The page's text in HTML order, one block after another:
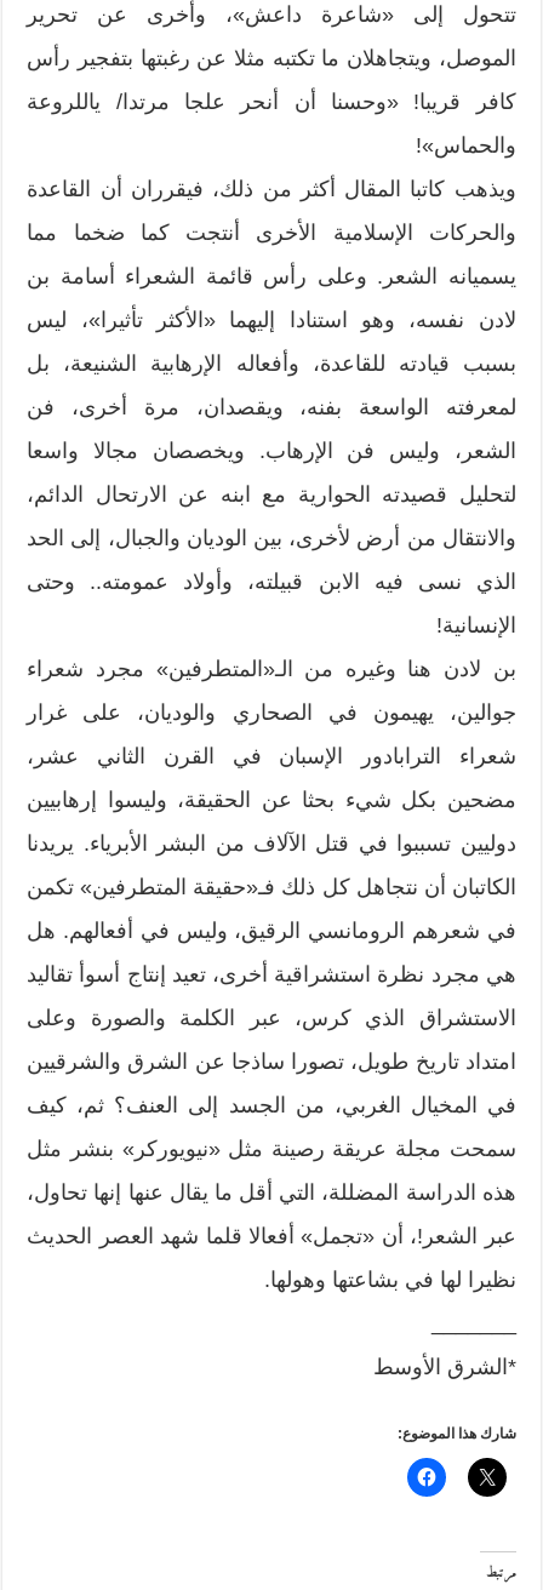
تتحول إلى «شاعرة داعش»، وأخرى عن تحرير
الموصل، ويتجاهلان ما تكتبه مثلا عن رغبتها بتفجير رأس
كافر قريبا! «وحسنا أن أنحر علجا مرتدا/ ياللروعة
والحماس»!
ويذهب كاتبا المقال أكثر من ذلك، فيقرران أن القاعدة
والحركات الإسلامية الأخرى أنتجت كما ضخما مما
يسميانه الشعر. وعلى رأس قائمة الشعراء أسامة بن
لادن نفسه، وهو استنادا إليهما «الأكثر تأثيرا»، ليس
بسبب قيادته للقاعدة، وأفعاله الإرهابية الشنيعة، بل
لمعرفته الواسعة بفنه، ويقصدان، مرة أخرى، فن
الشعر، وليس فن الإرهاب. ويخصصان مجالا واسعا
لتحليل قصيدته الحوارية مع ابنه عن الارتحال الدائم،
والانتقال من أرض لأخرى، بين الوديان والجبال، إلى الحد
الذي نسى فيه الابن قبيلته، وأولاد عمومته.. وحتى
الإنسانية!
بن لادن هنا وغيره من الـ«المتطرفين» مجرد شعراء
جوالين، يهيمون في الصحاري والوديان، على غرار
شعراء الترابادور الإسبان في القرن الثاني عشر،
مضحين بكل شيء بحثا عن الحقيقة، وليسوا إرهابيين
دوليين تسببوا في قتل الآلاف من البشر الأبرياء. يريدنا
الكاتبان أن نتجاهل كل ذلك فـ«حقيقة المتطرفين» تكمن
في شعرهم الرومانسي الرقيق، وليس في أفعالهم. هل
هي مجرد نظرة استشراقية أخرى، تعيد إنتاج أسوأ تقاليد
الاستشراق الذي كرس، عبر الكلمة والصورة وعلى
امتداد تاريخ طويل، تصورا ساذجا عن الشرق والشرقيين
في المخيال الغربي، من الجسد إلى العنف؟ ثم، كيف
سمحت مجلة عريقة رصينة مثل «نيويوركر» بنشر مثل
هذه الدراسة المضللة، التي أقل ما يقال عنها إنها تحاول،
عبر الشعر!، أن «تجمل» أفعالا قلما شهد العصر الحديث
نظيرا لها في بشاعتها وهولها.
*الشرق الأوسط
شارك هذا الموضوع:
مرتبط